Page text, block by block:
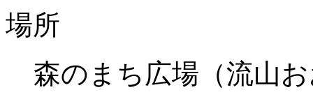
場所
森のまち広場（流山